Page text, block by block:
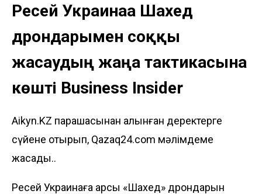
Ресей Украинаға Шахед
дрондарымен соққы
жасаудың жаңа тактикасына
көшті Business Insider
Aikyn.KZ парақшасынан алынған деректерге
сүйене отырып, Qazaq24.com мәлімдеме
жасады..
Ресей Украинаға қарсы «Шахед» дрондарын